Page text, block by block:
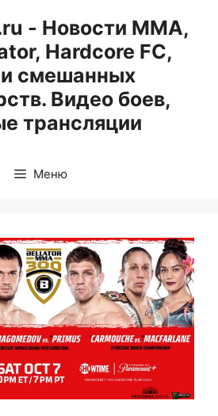
- Новости ММА,
Hardcore FC,
смешанных
Видео боев,
трансляции
Меню